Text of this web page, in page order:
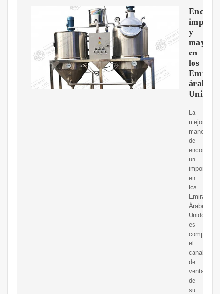
y
en
los
árabes
Unidos
La
mejor
manera
de
encontrar
un
importador
en
los
Emiratos
Árabes
Unidos
es
el
canal
de
ventas
de
su